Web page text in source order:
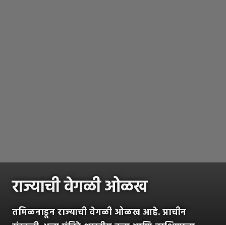
राज्याची वेगळी ओळख
तमिळनाडून राज्याची वेगळी ओळख आहे. प्राचीन